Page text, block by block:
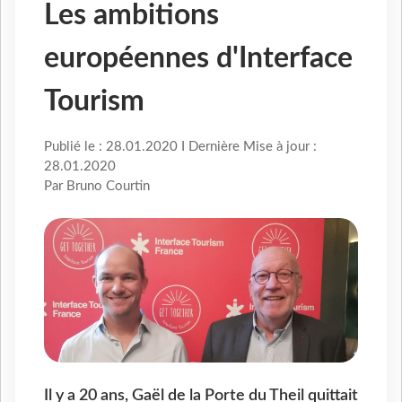
Les ambitions
européennes d'Interface
Tourism
Publié le : 28.01.2020 I Dernière Mise à jour :
28.01.2020
Par Bruno Courtin
Il y a 20 ans, Gaël de la Porte du Theil quittait